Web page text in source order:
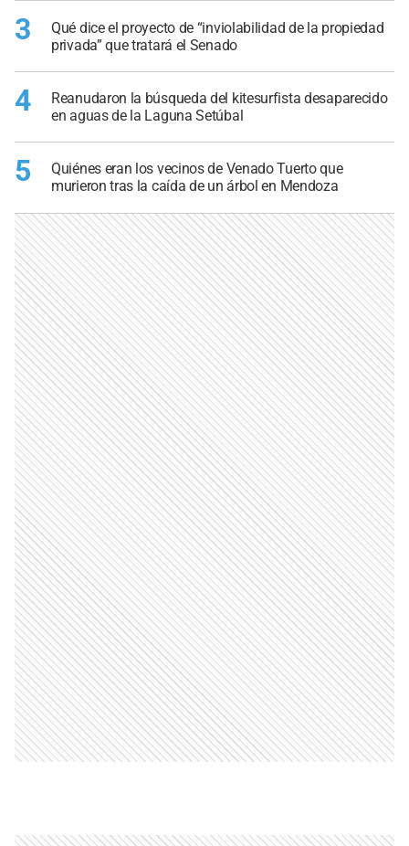
3
Qué dice el proyecto de “inviolabilidad de la propiedad
privada” que tratará el Senado
4
Reanudaron la búsqueda del kitesurfista desaparecido
en aguas de la Laguna Setúbal
5
Quiénes eran los vecinos de Venado Tuerto que
murieron tras la caída de un árbol en Mendoza